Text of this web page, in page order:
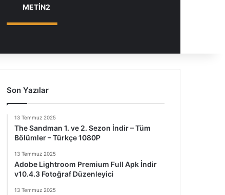
METİN2
Son Yazılar
13 Temmuz 2025
The Sandman 1. ve 2. Sezon İndir – Tüm
Bölümler – Türkçe 1080P
13 Temmuz 2025
Adobe Lightroom Premium Full Apk İndir
v10.4.3 Fotoğraf Düzenleyici
13 Temmuz 2025